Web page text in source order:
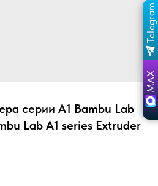
серии A1 Bambu Lab
Lab A1 series Extruder